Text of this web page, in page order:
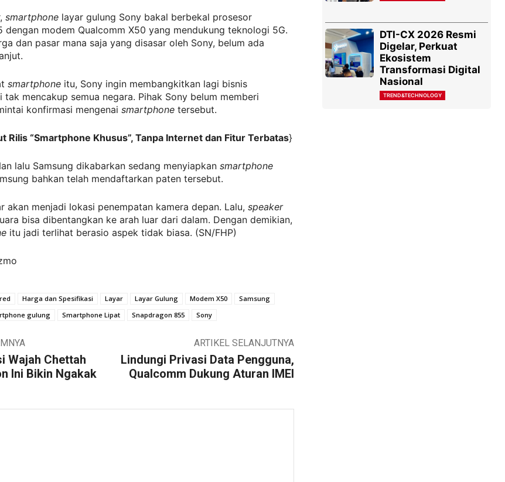
smartphone layar gulung Sony bakal berbekal prosesor
dengan modem Qualcomm X50 yang mendukung teknologi 5G.
dan pasar mana saja yang disasar oleh Sony, belum ada
smartphone itu, Sony ingin membangkitkan lagi bisnis
tak mencakup semua negara. Pihak Sony belum memberi
konfirmasi mengenai smartphone tersebut.
Rilis “Smartphone Khusus”, Tanpa Internet dan Fitur Terbatas}
lalu Samsung dikabarkan sedang menyiapkan smartphone
bahkan telah mendaftarkan paten tersebut.
akan menjadi lokasi penempatan kamera depan. Lalu, speaker
bisa dibentangkan ke arah luar dari dalam. Dengan demikian,
itu jadi terlihat berasio aspek tidak biasa. (SN/FHP)
Harga dan Spesifikasi Layar Layar Gulung Modem X50
Samsung
gulung Smartphone Lipat Snapdragon 855 Sony
Wajah Chettah
Ini Bikin Ngakak
ARTIKEL SELANJUTNYA
Lindungi Privasi Data Pengguna,
Qualcomm Dukung Aturan IMEI
DTI-CX 2026 Resmi
Digelar, Perkuat
Ekosistem
Transformasi Digital
Nasional
TREND&TECHNOLOGY